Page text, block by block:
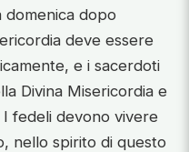
domenica dopo
deve essere
e i sacerdoti
Divina Misericordia e
I fedeli devono vivere
nello spirito di questo